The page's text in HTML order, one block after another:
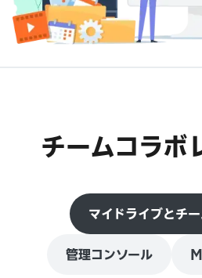
チームコラボ
マイドライブとチ
管理コンソール